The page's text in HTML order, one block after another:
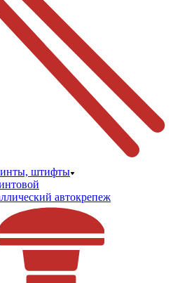
штифты
автокрепеж